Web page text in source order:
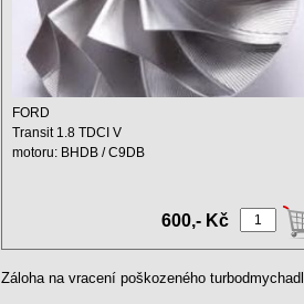
FORD
Transit 1.8 TDCI V
motoru: BHDB / C9DB
600,- Kč
Záloha na vracení poškozeného